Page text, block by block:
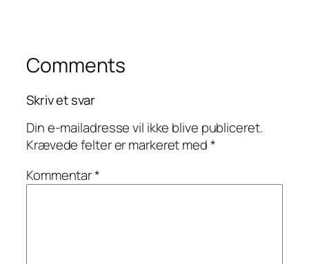
Comments
Skriv et svar
Din e-mailadresse vil ikke blive publiceret.
Krævede felter er markeret med*
Kommentar*